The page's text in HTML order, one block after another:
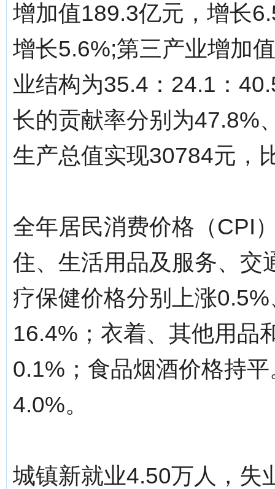
增加值189.3亿元，增长
增长5.6%;第三产业增加
业结构为35.4：24.1：
长的贡献率分别为47.8%
生产总值实现30784元，
全年居民消费价格（CPI
住、生活用品及服务、交
疗保健价格分别上涨
16.4%；衣着、其他用品
0.1%；食品烟酒价格持
4.0%。
城镇新就业4.50万人，失